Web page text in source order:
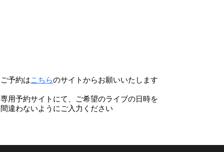
ご予約はこちらのサイトからお願いいたします
専用予約サイトにて、ご希望のライブの日時を
間違わないようにご入力ください